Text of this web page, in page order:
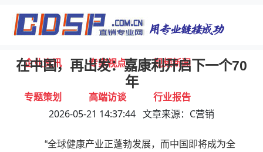
首页 独家报道 行业动态
企业资讯 专家视点 视频新闻
专题策划 高端访谈 行业报告
在中国，再出发：嘉康利开启下一个70
年
2026-05-21 14:37:44 文章来源：C营销
“全球健康产业正蓬勃发展，而中国即将成为全